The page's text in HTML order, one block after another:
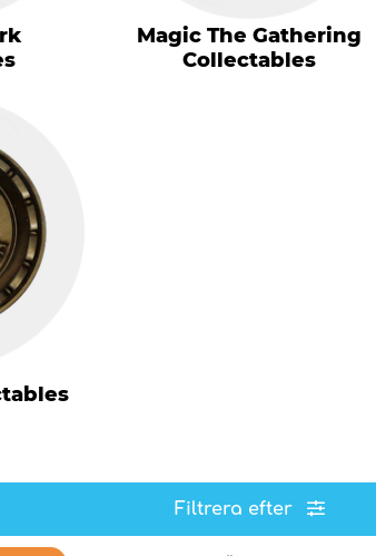
Magic The Gathering
Collectables
Filtrera efter